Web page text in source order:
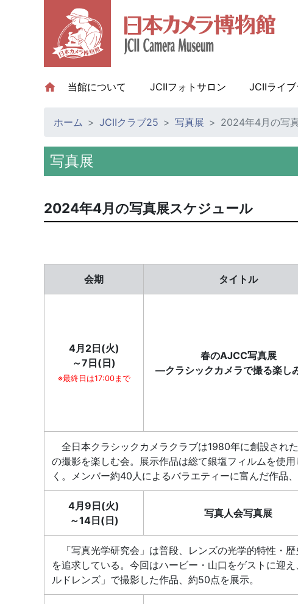
当館について (current)JCIIフォトサロン JCIIライ
ホーム JCIIクラブ25 写真展 2024年4月の写
写真展
2024年4月の写真展スケジュール
会期 タイトル
4月2日(火)
～7日(日)
※最終日は17:00まで
春のAJCC写真展
―クラシックカメラで撮る楽し
全日本クラシックカメラクラブは1980年に創設され
の撮影を楽しむ会。展示作品は総て銀塩フィルムを使
く。メンバー約40人によるバラエティーに富んだ作品
4月9日(火)
～14日(日)
写真人会写真展
「写真光学研究会」は普段、レンズの光学的特性・
を追求している。今回はハービー・山口をゲストに迎
ルドレンズ」で撮影した作品、約50点を展示。